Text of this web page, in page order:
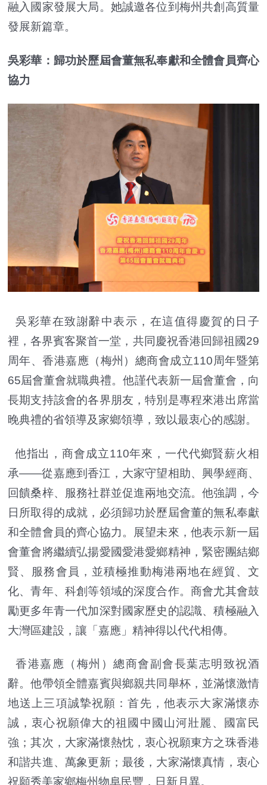
融入國家發展大局。她誠邀各位到梅州共創高質量
發展新篇章。
吳彩華：歸功於歷屆會董無私奉獻和全體會員齊心
協力
吳彩華在致謝辭中表示，在這值得慶賀的日子
裡，各界賓客聚首一堂，共同慶祝香港回歸祖國29
周年、香港嘉應（梅州）總商會成立110周年暨第
65屆會董會就職典禮。他謹代表新一屆會董會，向
長期支持該會的各界朋友，特別是專程來港出席當
晚典禮的省領導及家鄉領導，致以最衷心的感謝。
他指出，商會成立110年來，一代代鄉賢薪火相
承——從嘉應到香江，大家守望相助、興學經商、
回饋桑梓、服務社群並促進兩地交流。他強調，今
日所取得的成就，必須歸功於歷屆會董的無私奉獻
和全體會員的齊心協力。展望未來，他表示新一屆
會董會將繼續弘揚愛國愛港愛鄉精神，緊密團結鄉
賢、服務會員，並積極推動梅港兩地在經貿、文
化、青年、科創等領域的深度合作。商會尤其會鼓
勵更多年青一代加深對國家歷史的認識、積極融入
大灣區建設，讓「嘉應」精神得以代代相傳。
香港嘉應（梅州）總商會副會長葉志明致祝酒
辭。他帶領全體嘉賓與鄉親共同舉杯，並滿懷激情
地送上三項誠摯祝願：首先，他表示大家滿懷赤
誠，衷心祝願偉大的祖國中國山河壯麗、國富民
強；其次，大家滿懷熱忱，衷心祝願東方之珠香港
和諧共進、萬象更新；最後，大家滿懷真情，衷心
祝願秀美家鄉梅州物阜民豐，日新月異。